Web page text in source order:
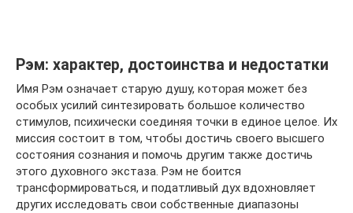
Рэм: характер, достоинства и недостатки
Имя Рэм означает старую душу, которая может без
особых усилий синтезировать большое количество
стимулов, психически соединяя точки в единое целое. Их
миссия состоит в том, чтобы достичь своего высшего
состояния сознания и помочь другим также достичь
этого духовного экстаза. Рэм не боится
трансформироваться, и податливый дух вдохновляет
других исследовать свои собственные диапазоны